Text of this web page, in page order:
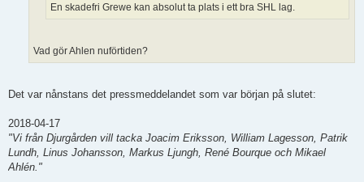
En skadefri Grewe kan absolut ta plats i ett bra SHL lag.
Vad gör Ahlen nuförtiden?
Det var nånstans det pressmeddelandet som var början på slutet:
2018-04-17
"Vi från Djurgården vill tacka Joacim Eriksson, William Lagesson, Patrik
Lundh, Linus Johansson, Markus Ljungh, René Bourque och Mikael
Ahlén."